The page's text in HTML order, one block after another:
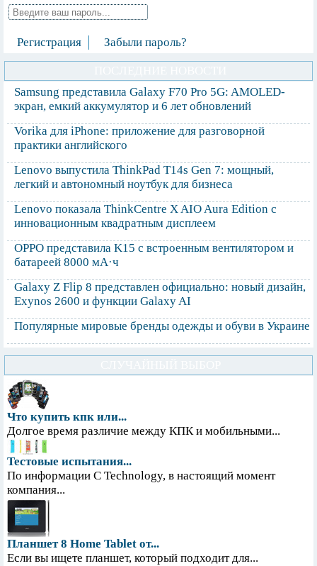
Регистрация Забыли пароль?
Samsung представила Galaxy F70 Pro 5G: AMOLED-
экран, емкий аккумулятор и 6 лет обновлений
Vorika для iPhone: приложение для разговорной
практики английского
Lenovo выпустила ThinkPad T14s Gen 7: мощный,
легкий и автономный ноутбук для бизнеса
Lenovo показала ThinkCentre X AIO Aura Edition с
инновационным квадратным дисплеем
OPPO представила K15 с встроенным вентилятором и
батареей 8000 мА·ч
Galaxy Z Flip 8 представлен официально: новый дизайн,
Exynos 2600 и функции Galaxy AI
Популярные мировые бренды одежды и обуви в Украине
Что купить кпк или...
Долгое время различие между КПК и мобильными...
Тестовые испытания...
По информации С Technology, в настоящий момент
компания...
Планшет 8 Home Tablet от...
Если вы ищете планшет, который подходит для...